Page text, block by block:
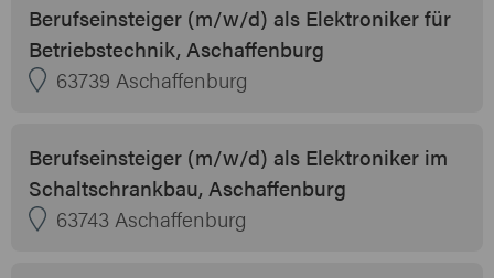
Berufseinsteiger (m/w/d) als Elektroniker für
Betriebstechnik, Aschaffenburg
63739 Aschaffenburg
Berufseinsteiger (m/w/d) als Elektroniker im
Schaltschrankbau, Aschaffenburg
63743 Aschaffenburg